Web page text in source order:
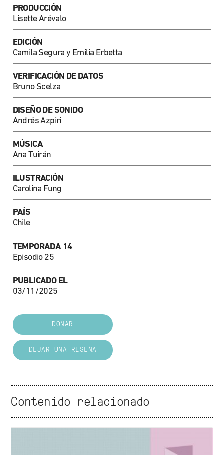
PRODUCCIÓN
Lisette Arévalo
EDICIÓN
Camila Segura y Emilia Erbetta
VERIFICACIÓN DE DATOS
Bruno Scelza
DISEÑO DE SONIDO
Andrés Azpiri
MÚSICA
Ana Tuirán
ILUSTRACIÓN
Carolina Fung
PAÍS
Chile
TEMPORADA 14
Episodio 25
PUBLICADO EL
03/11/2025
DONAR
DEJAR UNA RESEÑA
Contenido relacionado